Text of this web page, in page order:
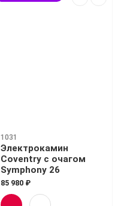
1031
Электрокамин
Coventry с очагом
Symphony 26
85 980 ₽